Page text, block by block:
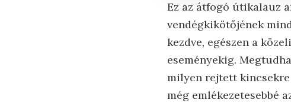
Ez az átfogó útikalauz
vendégkikötőjének
kezdve, egészen a
eseményekig.
milyen rejtett
még emlékezetesebbé